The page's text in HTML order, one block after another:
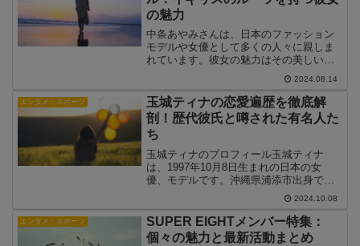
の魅力
中条あやみさんは、日本のファッション
モデルや女優として多くの人々に親しま
れています。彼女の魅力はその美しい容
姿だけでなく、イギリスと日本のハーフ
としてのユニークなバックグラウンドに
あります。この記事では、中条あやみさ
んの英語力とプロフィール...
2024.08.14
エンタメ・スポーツ
玉城ティナの恋愛遍歴を徹底解
剖！歴代彼氏と噂された有名人た
ち
玉城ティナのプロフィール玉城ティナ
は、1997年10月8日生まれの日本の女
優、モデルです。沖縄県浦添市出身で、
アメリカ人の父と日本人の母を持つハー
フです。2012年に「ミスiD2013」でグラ
ンプリを獲得し、芸能界デビューを果た
しました。そ...
2024.10.08
エンタメ・スポーツ
SUPER EIGHTメンバー特集：
個々の魅力と最新活動まとめ